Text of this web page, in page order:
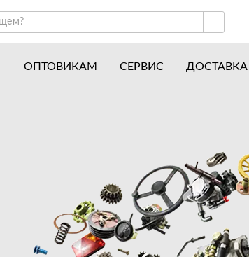
оборудование для мотоблоков
ОПТОВИКАМ СЕРВИС ДОСТАВКА
Наши награды
Новости
Полезные статьи
Отзывы